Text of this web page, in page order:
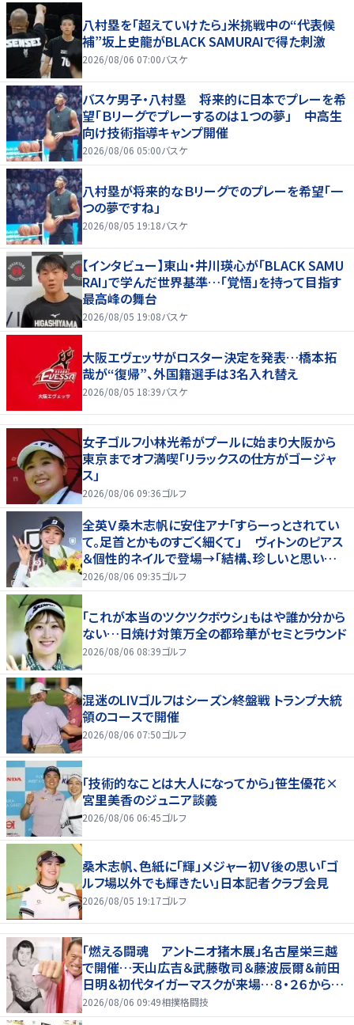
八村塁を「超えていけたら」米挑戦中の“代表候
補”坂上史龍がBLACK SAMURAIで得た刺激
2026/08/06 07:00バスケ
バスケ男子・八村塁 将来的に日本でプレーを希
望「Ｂリーグでプレーするのは１つの夢」 中高生
向け技術指導キャンプ開催
2026/08/06 05:00バスケ
八村塁が将来的なＢリーグでのプレーを希望「一
つの夢ですね」
2026/08/05 19:18バスケ
【インタビュー】東山・井川瑛心が「BLACK SAMU
RAI」で学んだ世界基準…「覚悟」を持って目指す
最高峰の舞台
2026/08/05 19:08バスケ
大阪エヴェッサがロスター決定を発表…橋本拓
哉が“復帰”、外国籍選手は3名入れ替え
2026/08/05 18:39バスケ
女子ゴルフ小林光希がプールに始まり大阪から
東京までオフ満喫「リラックスの仕方がゴージャ
ス」
2026/08/06 09:36ゴルフ
全英Ｖ桑木志帆に安住アナ「すらーっとされてい
て。足首とかものすごく細くて」 ヴィトンのピアス
＆個性的ネイルで登場→「結構、珍しいと思いま
す」
2026/08/06 09:35ゴルフ
「これが本当のツクツクボウシ」もはや誰か分から
ない…日焼け対策万全の都玲華がセミとラウンド
2026/08/06 08:39ゴルフ
混迷のLIVゴルフはシーズン終盤戦 トランプ大統
領のコースで開催
2026/08/06 07:50ゴルフ
「技術的なことは大人になってから」笹生優花×
宮里美香のジュニア談義
2026/08/06 06:45ゴルフ
桑木志帆、色紙に「輝」メジャー初Ｖ後の思い「ゴ
ルフ場以外でも輝きたい」日本記者クラブ会見
2026/08/05 19:17ゴルフ
「燃える闘魂 アントニオ猪木展」名古屋栄三越
で開催…天山広吉＆武藤敬司＆藤波辰爾＆前田
日明＆初代タイガーマスクが来場…８・２６から９・
７まで
2026/08/06 09:49相撲格闘技